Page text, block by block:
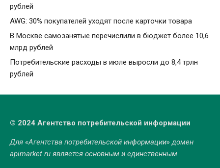
рублей
AWG: 30% покупателей уходят после карточки товара
В Москве самозанятые перечислили в бюджет более 10,6
млрд рублей
Потребительские расходы в июле выросли до 8,4 трлн
рублей
© 2024 Агентство потребительской информации
Для «Агентства потребительской информации» домен
apimarket.ruявляется основным и единственным.